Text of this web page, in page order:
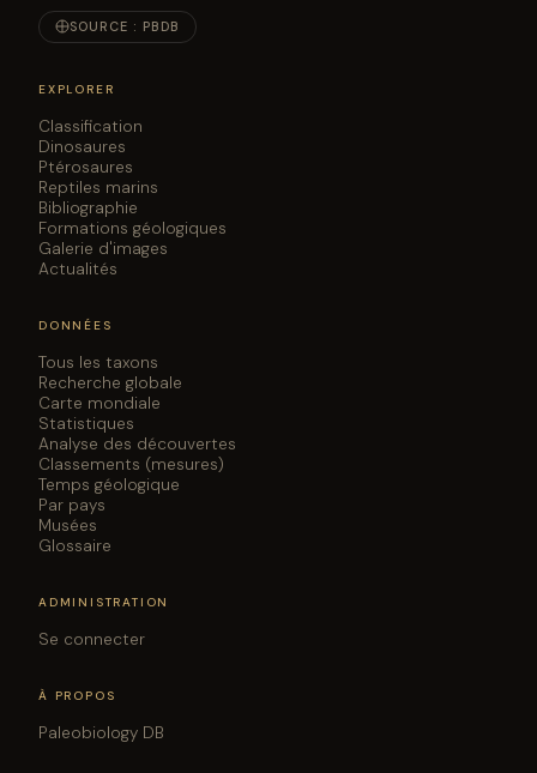
SOURCE : PBDB
EXPLORER
Classification
Dinosaures
Ptérosaures
Reptiles marins
Bibliographie
Formations géologiques
Galerie d'images
Actualités
DONNÉES
Tous les taxons
Recherche globale
Carte mondiale
Statistiques
Analyse des découvertes
Classements (mesures)
Temps géologique
Par pays
Musées
Glossaire
ADMINISTRATION
Se connecter
À PROPOS
Paleobiology DB